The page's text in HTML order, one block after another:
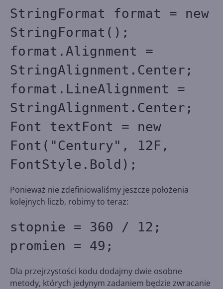
StringFormat format = new
StringFormat();
format.Alignment =
StringAlignment.Center;
format.LineAlignment =
StringAlignment.Center;
Font textFont = new
Font("Century", 12F,
FontStyle.Bold);
Ponieważ nie zdefiniowaliśmy jeszcze położenia
kolejnych liczb, robimy to teraz:
stopnie = 360 / 12;
promien = 49;
Dla przejrzystości kodu dodajmy dwie osobne
metody, których jedynym zadaniem będzie zwracanie